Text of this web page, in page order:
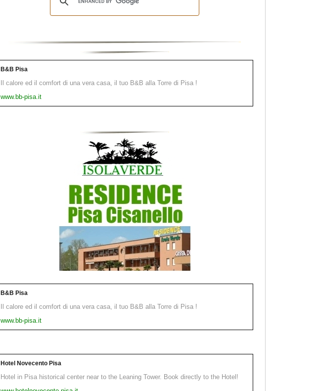
B&B Pisa
Il calore ed il comfort di una vera casa, il tuo B&B alla Torre di Pisa !
www.bb-pisa.it
B&B Pisa
Il calore ed il comfort di una vera casa, il tuo B&B alla Torre di Pisa !
www.bb-pisa.it
Hotel Novecento Pisa
Hotel in Pisa historical center near to the Leaning Tower. Book directly to the Hotel!